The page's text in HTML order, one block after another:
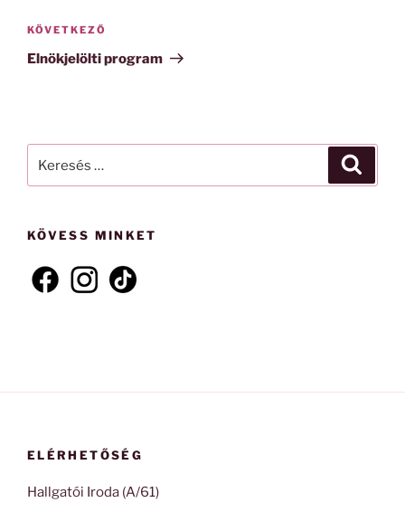
Következő
bejegyzés
KÖVETKEZŐ
Elnökjelölti program
KÖVESS MINKET
ELÉRHETŐSÉG
Hallgatói Iroda (A/61)